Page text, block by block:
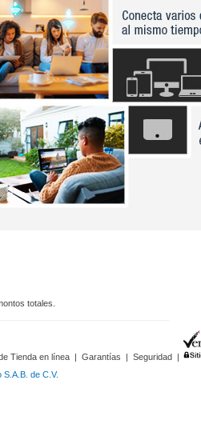
totales.
Tienda en línea | Garantías | Seguridad |
de C.V.